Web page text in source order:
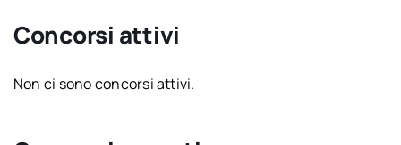
Concorsi attivi
Non ci sono concorsi attivi.